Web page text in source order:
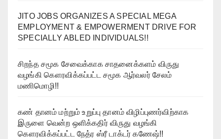
JITO JOBS ORGANIZES A SPECIAL MEGA
EMPLOYMENT & EMPOWERMENT DRIVE FOR
SPECIALLY ABLED INDIVIDUALS!!
சிறந்த சமூக சேவைக்காக சாதனைக்களம் விருது
வழங்கி கௌரவிக்கப்பட்ட சமூக ஆர்வலர் சேலம்
மணிமொழி!!
கண் தானம் மற்றும் உறுப்பு தானம் விழிப்புணர்விற்காக
இருளை வென்ற ஒளிக்கதிர் விருது வழங்கி
கௌரவிக்கப்பட்ட நேத்ர ஸ்ரீ டாக்டர் கணேஷ்!!